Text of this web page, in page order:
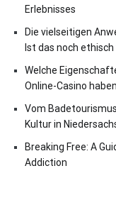
Erlebnisses
Die vielseitigen
Ist das noch
Welche
Online-Casino haben
Vom
Kultur in
Breaking Free: A
Addiction